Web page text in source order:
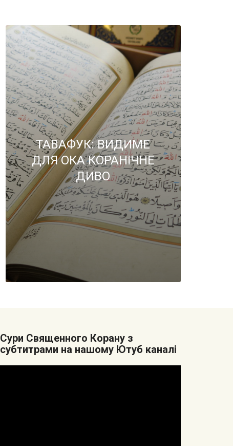
ТАВАФУК: ВИДИМЕ
ДЛЯ ОКА КОРАНІЧНЕ
ДИВО
Cури Священного Корану з
субтитрами на нашому Ютуб каналі